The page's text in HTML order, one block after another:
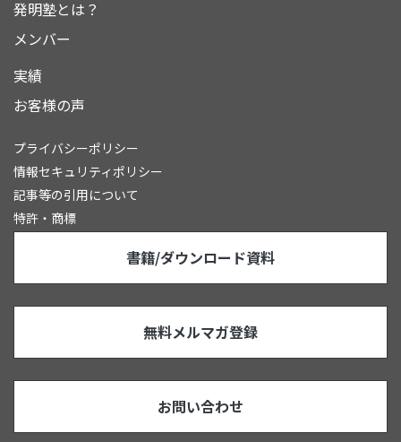
発明塾とは？
メンバー
実績
お客様の声
プライバシーポリシー
情報セキュリティポリシー
記事等の引用について
特許・商標
書籍/ダウンロード資料
無料メルマガ登録
お問い合わせ